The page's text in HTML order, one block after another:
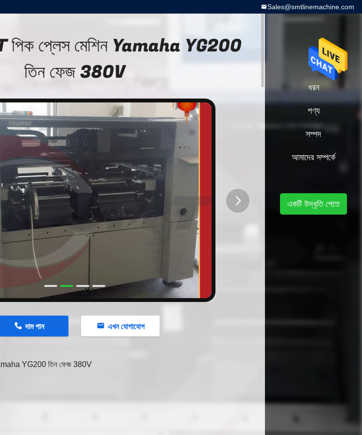
Sales@smtlinemachine.com
পিক প্লেস মেশিন Yamaha YG200
তিন ফেজ 380V
button
দাম পান এখন যোগাযোগ
YG200 তিন ফেজ 380V
বাড়ি
ধরন
পণ্য
সম্পদ
আমাদের সম্পর্কে
একটি উদ্ধৃতি পেতে